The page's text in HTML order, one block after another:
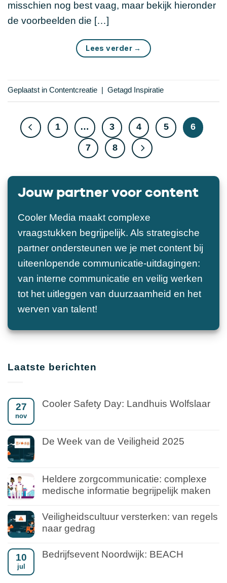
misschien nog best vaag, maar bekijk hieronder
de voorbeelden die […]
Lees verder →
Geplaatst in Contentcreatie | Getagd Inspiratie
1 … 3 4 5 6
7 8
Jouw partner voor content
Cooler Media maakt complexe
vraagstukken begrijpelijk. Als strategische
partner ondersteunen we je met content bij
uiteenlopende communicatie-uitdagingen:
van interne communicatie en veilig werken
tot het uitleggen van duurzaamheid en het
werven van talent!
Laatste berichten
27
nov
Cooler Safety Day: Landhuis Wolfslaar
De Week van de Veiligheid 2025
Heldere zorgcommunicatie: complexe
medische informatie begrijpelijk maken
Veiligheidscultuur versterken: van regels
naar gedrag
10
jul
Bedrijfsevent Noordwijk: BEACH